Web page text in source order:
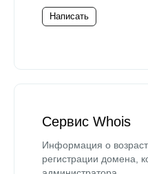
Написать
Сервис Whois
Информация о
регистрации домена,